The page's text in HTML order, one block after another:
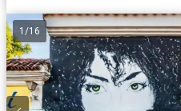
1 /16